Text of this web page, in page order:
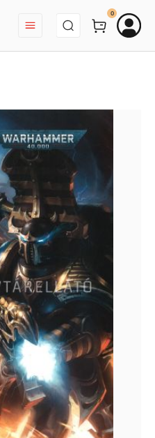
BEJELENTKEZÉS
0